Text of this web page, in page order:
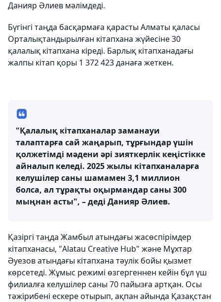
Данияр Әлиев мәлімдеді.
Бүгінгі таңда басқармаға қарасты Алматы қаласы
Орталықтандырылған кітапхана жүйесіне 30
қалалық кітапхана кіреді. Барлық кітапханадағы
жалпы кітап қоры 1 372 423 данаға жеткен.
"Қалалық кітапханалар заманауи
талаптарға сай жаңарып, тұрғындар үшін
қолжетімді мәдени әрі зияткерлік кеңістікке
айналып келеді. 2025 жылы кітапханаларға
келушілер саны шамамен 3,1 миллион
болса, ал тұрақты оқырмандар саны 300
мыңнан асты", – деді Данияр Әлиев.
Қазіргі таңда Жамбыл атындағы жасөспірімдер
кітапханасы, "Alatau Creative Hub" және Мұхтар
Әуезов атындағы кітапхана тәулік бойы қызмет
көрсетеді. Жұмыс режимі өзгергеннен кейін бұл үш
филиалға келушілер саны 70 пайызға артқан. Осы
тәжірибені ескере отырып, ақпан айында Қазақстан